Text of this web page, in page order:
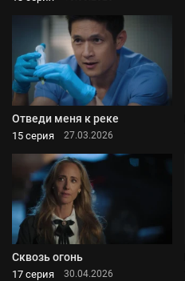
Отведи меня к реке
15 серия 27.03.2026
Сквозь огонь
17 серия 30.04.2026